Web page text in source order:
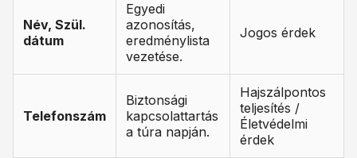
Név, Szül.
dátum
Egyedi
azonosítás,
eredménylista
vezetése.
Jogos érdek
Telefonszám
Biztonsági
kapcsolattartás
a túra napján.
Hajszálpontos
teljesítés /
Életvédelmi
érdek